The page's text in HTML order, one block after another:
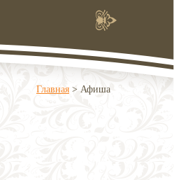
Главная > Афиша